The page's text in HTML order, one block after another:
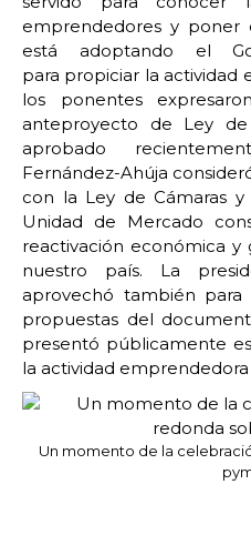
emprendedores y poner
está adoptando el
para propiciar la actividad
los ponentes
anteproyecto de Ley
aprobado
Fernández-Ahúja
con la Ley de Cámaras
Unidad de Mercado
reactivación económica
nuestro país. La
aprovechó también
propuestas del
presentó públicamente
la actividad
Un momento de la